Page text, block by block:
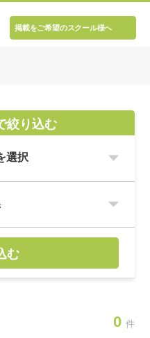
掲載をご希望のスクール様へ
絞り込む
む
0 件